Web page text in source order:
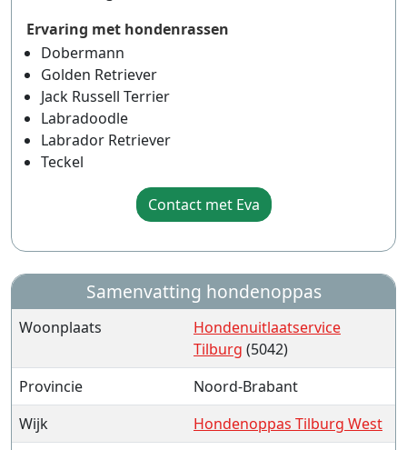
Ervaring met hondenrassen
Dobermann
Golden Retriever
Jack Russell Terrier
Labradoodle
Labrador Retriever
Teckel
Contact met Eva
Samenvatting hondenoppas
Woonplaats
Hondenuitlaatservice
Tilburg (5042)
Provincie
Noord-Brabant
Wijk
Hondenoppas Tilburg West